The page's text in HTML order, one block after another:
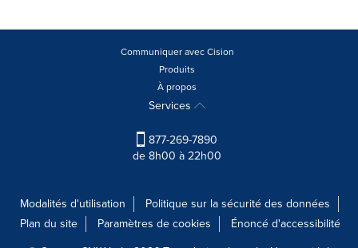
Communiquer avec Cision
Produits
À propos
Services
877-269-7890
de 8h00 à 22h00
Modalités d'utilisation
Politique sur la sécurité des données
Plan du site
Paramètres de cookies
Énoncé d'accessibilité